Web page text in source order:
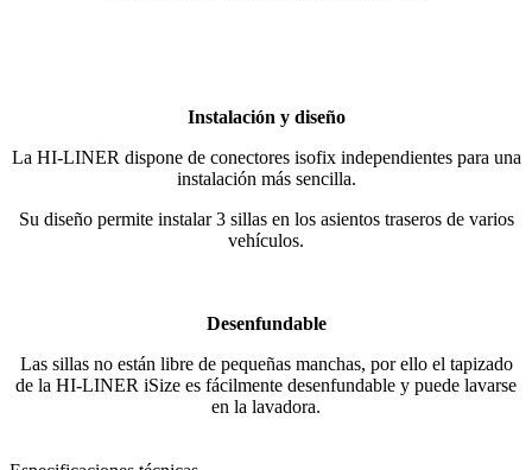
Instalación y diseño
La HI-LINER dispone de conectores isofix independientes para una
instalación más sencilla.
Su diseño permite instalar 3 sillas en los asientos traseros de varios
vehículos.
Desenfundable
Las sillas no están libre de pequeñas manchas, por ello el tapizado
de la HI-LINER iSize es fácilmente desenfundable y puede lavarse
en la lavadora.